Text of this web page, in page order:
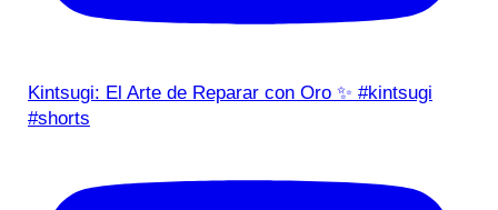
Kintsugi: El Arte de Reparar con Oro ✨ #kintsugi
#shorts